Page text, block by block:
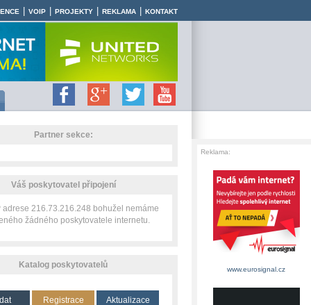
VOIP PROJEKTY REKLAMA KONTAKT
Partner sekce:
Váš poskytovatel připojení
adrese 216.73.216.248 bohužel nemáme
žádného poskytovatele internetu.
Katalog poskytovatelů
Registrace
Aktualizace
Reklama:
www.eurosignal.cz